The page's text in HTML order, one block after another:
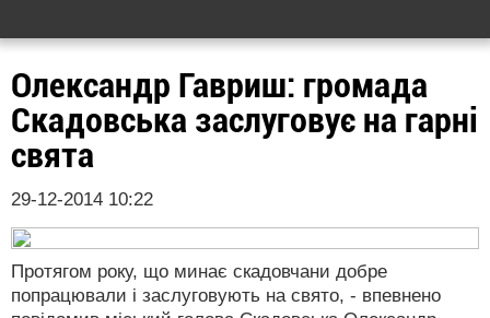
Олександр Гавриш: громада
Скадовська заслуговує на гарні
свята
29-12-2014 10:22
Протягом року, що минає скадовчани добре
попрацювали і заслуговують на свято, - впевнено